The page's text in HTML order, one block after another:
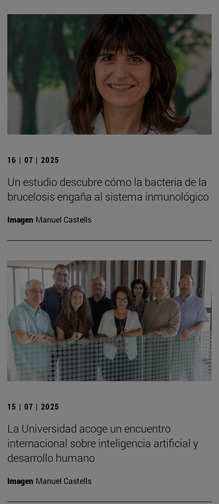
16 | 07 | 2025
Un estudio descubre cómo la bacteria de la
brucelosis engaña al sistema inmunológico
Imagen Manuel Castells
15 | 07 | 2025
La Universidad acoge un encuentro
internacional sobre inteligencia artificial y
desarrollo humano
Imagen Manuel Castells